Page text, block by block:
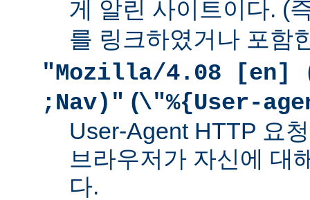
게 알린 사이트이다. (
를 링크하였거나 포함
"Mozilla/4.08 [en]
;Nav)" (\"%{User-
User-Agent HTTP 요
브라우저가 자신에 대
다.